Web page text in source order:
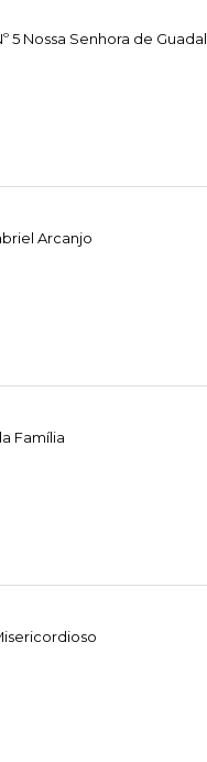
5 Nossa Senhora de
Arcanjo
Família